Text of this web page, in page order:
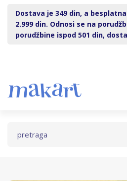
Dostava je 349 din, a
2.999 din. Odnosi se na
porudžbine ispod 501 din,